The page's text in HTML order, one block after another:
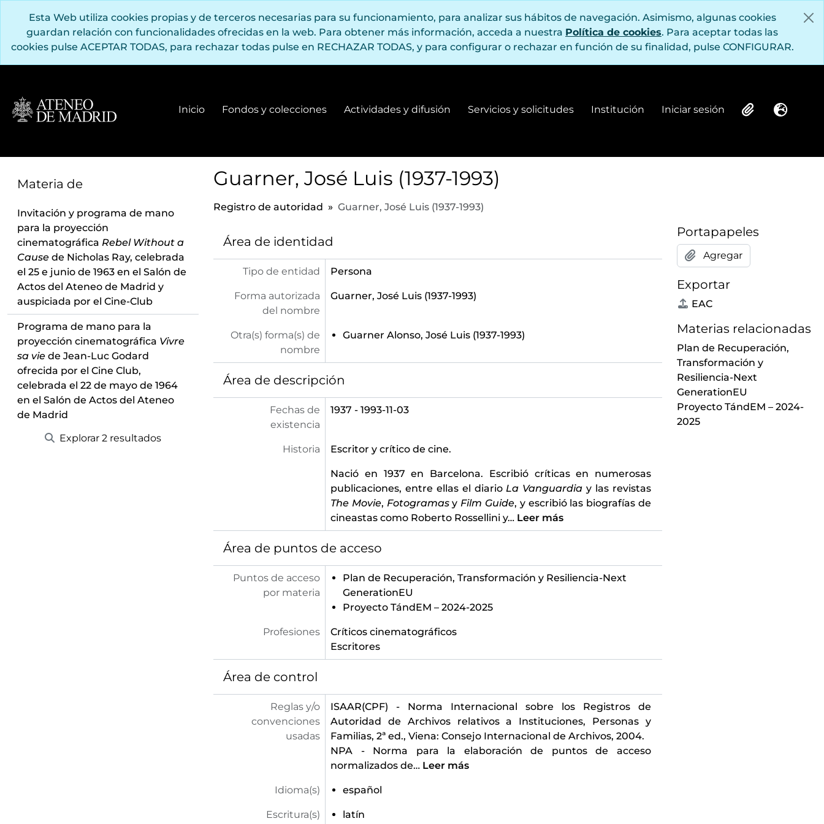
Esta Web utiliza cookies propias y de terceros necesarias para su funcionamiento, para analizar sus hábitos de navegación. Asimismo, algunas cookies
guardan relación con funcionalidades ofrecidas en la web. Para obtener más información, acceda a nuestra Política de cookies. Para aceptar todas las
cookies pulse ACEPTAR TODAS, para rechazar todas pulse en RECHAZAR TODAS, y para configurar o rechazar en función de su finalidad, pulse CONFIGURAR.
Inicio Fondos y colecciones
Fondos y colecciones
Actividades y difusión
Actividades y difusión
Servicios y solicitudes Institución
Institución
Iniciar sesión
Iniciar sesión ClipboardIdioma
Materia de
Invitación y programa de mano
para la proyección
cinematográfica Rebel Without a
Cause de Nicholas Ray, celebrada
el 25 e junio de 1963 en el Salón de
Actos del Ateneo de Madrid y
auspiciada por el Cine-Club
Programa de mano para la
proyección cinematográfica Vivre
sa vie de Jean-Luc Godard
ofrecida por el Cine Club,
celebrada el 22 de mayo de 1964
en el Salón de Actos del Ateneo
de Madrid
Explorar 2 resultados
Guarner, José Luis (1937-1993)
Registro de autoridad Guarner, José Luis (1937-1993)
Área de identidad
Tipo de entidad Persona
Forma autorizada
del nombre
Guarner, José Luis (1937-1993)
Otra(s) forma(s) de
nombre
Guarner Alonso, José Luis (1937-1993)
Área de descripción
Fechas de
existencia
1937 - 1993-11-03
Historia Escritor y crítico de cine.
Nació en 1937 en Barcelona. Escribió críticas en numerosas
publicaciones, entre ellas el diario La Vanguardia y las revistas
The Movie, Fotogramasy Film Guide, y escribió las biografías de
cineastas como Roberto Rossellini y… Leer más
Área de puntos de acceso
Puntos de acceso
por materia
Plan de Recuperación, Transformación y Resiliencia-Next
GenerationEU
Proyecto TándEM – 2024-2025
Profesiones
Críticos cinematográficos
Escritores
Área de control
Reglas y/o
convenciones
usadas
ISAAR(CPF) - Norma Internacional sobre los Registros de
Autoridad de Archivos relativos a Instituciones, Personas y
Familias, 2ª ed., Viena: Consejo Internacional de Archivos, 2004.
NPA - Norma para la elaboración de puntos de acceso
normalizados de… Leer más
Idioma(s) español
Escritura(s) latín
Portapapeles
Agregar
Exportar
EAC
Materias relacionadas
Plan de Recuperación,
Transformación y
Resiliencia-Next
GenerationEU
Proyecto TándEM – 2024-
2025